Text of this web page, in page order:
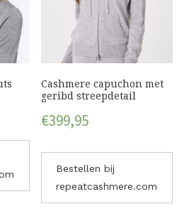
Cashmere capuchon met
geribd streepdetail
€399,95
Bestellen bij
repeatcashmere.com